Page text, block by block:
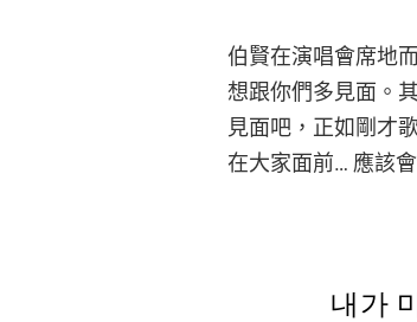
伯賢在演唱會席地
想跟你們多見面。
見面吧，正如剛才
在大家面前… 應該
내가